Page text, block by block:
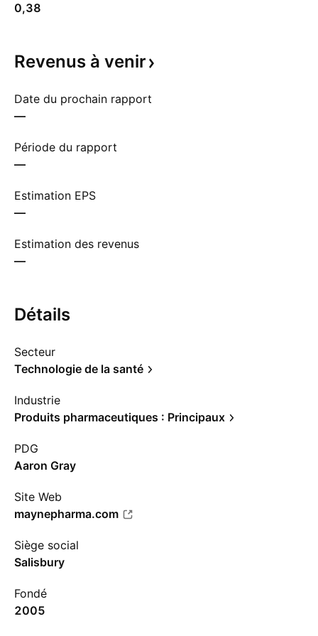
0,38
Revenus à venir
Date du prochain rapport
—
Période du rapport
—
Estimation EPS
—
Estimation des revenus
—
Détails
Secteur
Technologie de la santé
Industrie
Produits pharmaceutiques : Principaux
PDG
Aaron Gray
Site Web
maynepharma.com
Siège social
Salisbury
Fondé
2005